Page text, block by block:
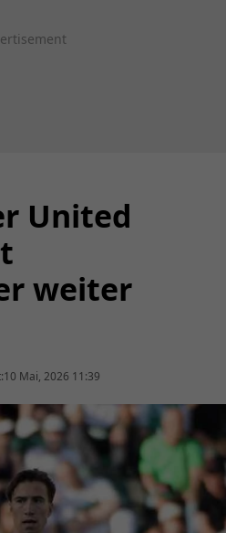
United
weiter
10 Mai, 2026 11:39